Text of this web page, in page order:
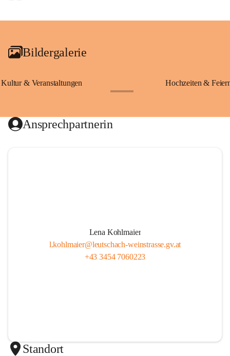
+2
Bildergalerie
Kultur & Veranstaltungen Hochzeiten &
Ansprechpartnerin
Lena Kohlmaier
l.kohlmaier@leutschach-weinstrasse.gv.at
+43 3454 7060223
Standort